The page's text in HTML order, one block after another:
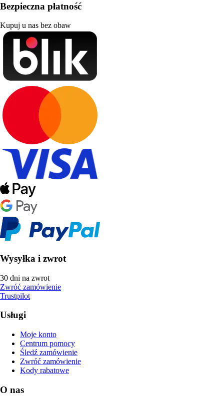
Bezpieczna płatność
Kupuj u nas bez obaw
Wysyłka i zwrot
30 dni na zwrot
Zwróć zamówienie
Trustpilot
Usługi
Moje konto
Centrum pomocy
Śledź zamówienie
Zwróć zamówienie
Kody rabatowe
O nas